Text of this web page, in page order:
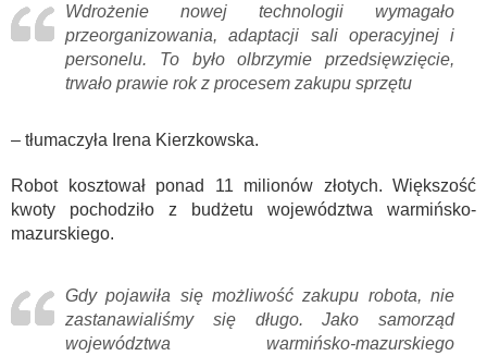
Wdrożenie nowej technologii wymagało
przeorganizowania, adaptacji sali operacyjnej i
personelu. To było olbrzymie przedsięwzięcie,
trwało prawie rok z procesem zakupu sprzętu
– tłumaczyła Irena Kierzkowska.
Robot kosztował ponad 11 milionów złotych. Większość
kwoty pochodziło z budżetu województwa warmińsko-
mazurskiego.
Gdy pojawiła się możliwość zakupu robota, nie
zastanawialiśmy się długo. Jako samorząd
województwa warmińsko-mazurskiego